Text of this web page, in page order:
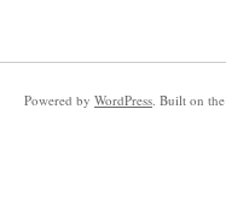
Powered by WordPress. Built on the